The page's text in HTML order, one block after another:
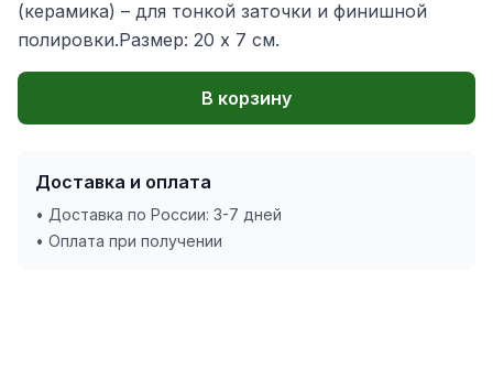
(керамика) – для тонкой заточки и финишной
полировки.Размер: 20 х 7 см.
В корзину
Доставка и оплата
• Доставка по России: 3-7 дней
• Оплата при получении